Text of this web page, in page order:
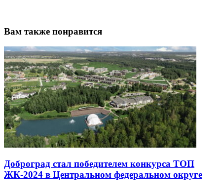
Вам также понравится
Доброград стал победителем конкурса ТОП
ЖК-2024 в Центральном федеральном округе